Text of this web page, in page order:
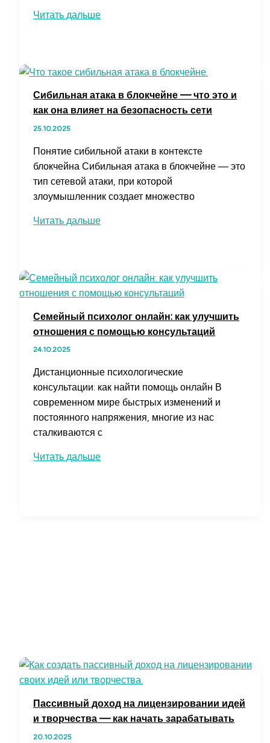
Как
производителей
солнечных
минимальными
рисками
Читать дальше
Сибильная атака в блокчейне — что это и
как она влияет на безопасность сети
25.10.2025
Понятие сибильной атаки в контексте
блокчейна Сибильная атака в блокчейне — это
тип сетевой атаки, при которой
злоумышленник создает множество
Сибильная
—
что
это
она
влияет
на
безопасность
сети
Читать дальше
Семейный психолог онлайн: как улучшить
отношения с помощью консультаций
24.10.2025
Дистанционные психологические
консультации: как найти помощь онлайн В
современном мире быстрых изменений и
постоянного напряжения, многие из нас
сталкиваются с
Семейный
Читать дальше
Пассивный доход на лицензировании идей
и творчества — как начать зарабатывать
20.10.2025